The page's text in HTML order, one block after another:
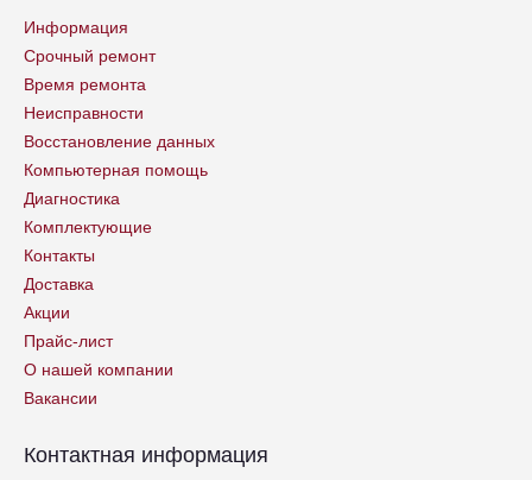
Информация
Срочный ремонт
Время ремонта
Неисправности
Восстановление данных
Компьютерная помощь
Диагностика
Комплектующие
Контакты
Доставка
Акции
Прайс-лист
О нашей компании
Вакансии
Контактная информация